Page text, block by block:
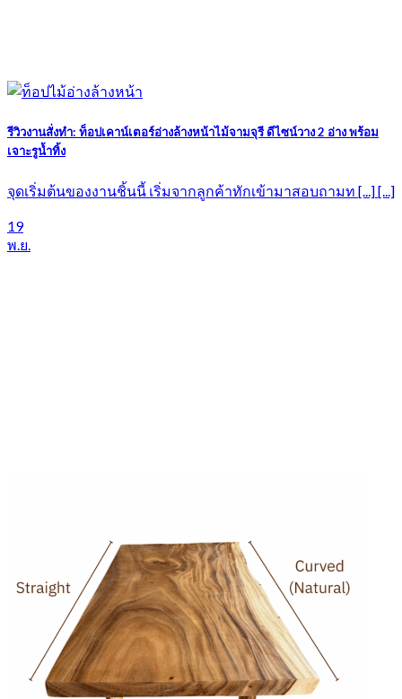
รีวิวงานสั่งทำ: ท็อปเคาน์เตอร์อ่างล้างหน้าไม้จามจุรี ดีไซน์วาง 2 อ่าง พร้อม
เจาะรูน้ำทิ้ง
จุดเริ่มต้นของงานชิ้นนี้ เริ่มจากลูกค้าทักเข้ามาสอบถามท [...] [...]
19
พ.ย.